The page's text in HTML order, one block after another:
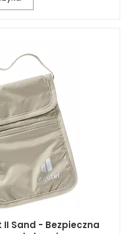
II Sand - Bezpieczna